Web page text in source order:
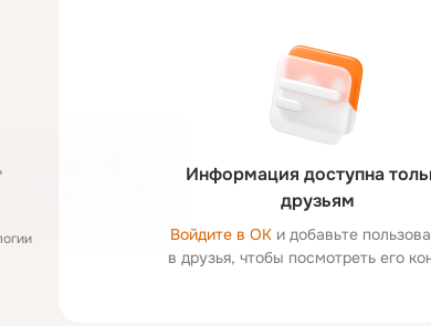
Информация доступна
друзьям
Войдите в ОК и добавьте
в друзья, чтобы посмотреть его